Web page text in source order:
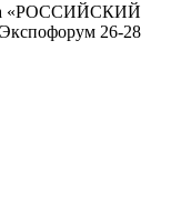
«РОССИЙСКИЙ
26-28